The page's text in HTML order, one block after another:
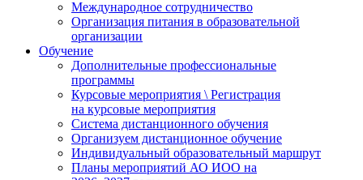
Международное сотрудничество
Организация питания в образовательной
организации
Обучение
Дополнительные профессиональные
программы
Курсовые мероприятия \ Регистрация
на курсовые мероприятия
Система дистанционного обучения
Организуем дистанционное обучение
Индивидуальный образовательный маршрут
Планы мероприятий АО ИОО на